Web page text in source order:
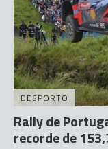
DESPORTO
Rally de
recorde de